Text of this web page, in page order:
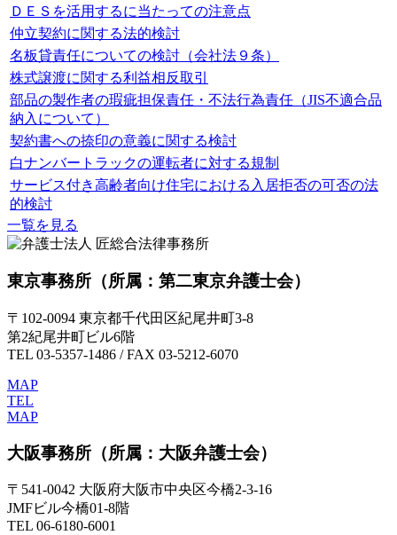
ＤＥＳを活用するに当たっての注意点
仲立契約に関する法的検討
名板貸責任についての検討（会社法９条）
株式譲渡に関する利益相反取引
部品の製作者の瑕疵担保責任・不法行為責任（JIS不適合品
納入について）
契約書への捺印の意義に関する検討
白ナンバートラックの運転者に対する規制
サービス付き高齢者向け住宅における入居拒否の可否の法
的検討
一覧を見る
東京事務所 （所属：第二東京弁護士会）
〒102-0094 東京都千代田区紀尾井町3-8
第2紀尾井町ビル6階
TEL 03-5357-1486 / FAX 03-5212-6070
MAP
TEL
MAP
大阪事務所 （所属：大阪弁護士会）
〒541-0042 大阪府大阪市中央区今橋2-3-16
JMFビル今橋01-8階
TEL 06-6180-6001